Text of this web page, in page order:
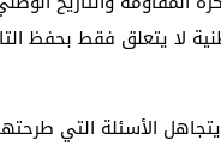
لا يتعلق فقط بحفظ
الأسئلة التي